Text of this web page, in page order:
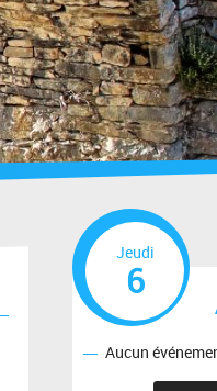
Jeudi
6
Aucun